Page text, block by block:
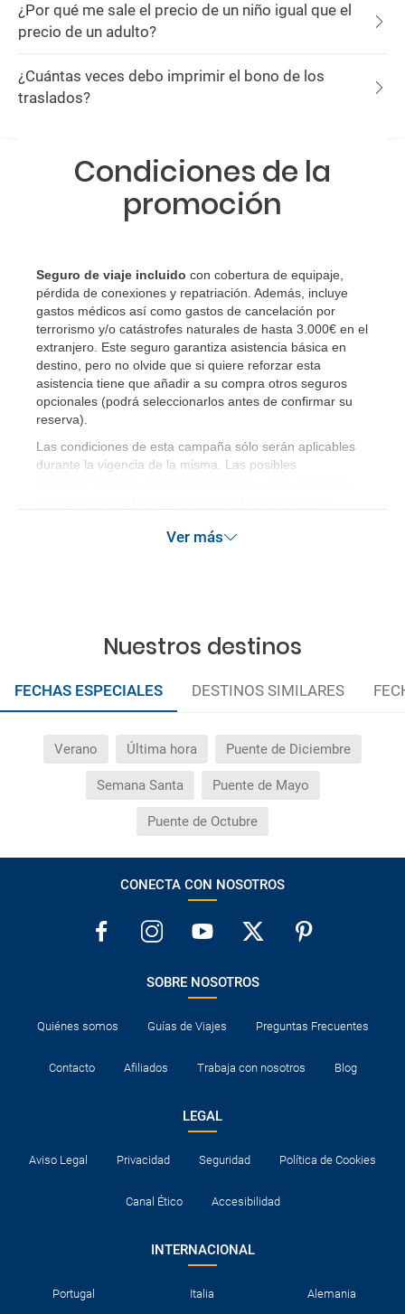
¿Por qué me sale el precio de un niño igual que el
precio de un adulto?
¿Cuántas veces debo imprimir el bono de los
traslados?
Condiciones de la
promoción
Seguro de viaje incluido con cobertura de equipaje,
pérdida de conexiones y repatriación. Además, incluye
gastos médicos así como gastos de cancelación por
terrorismo y/o catástrofes naturales de hasta 3.000€ en el
extranjero. Este seguro garantiza asistencia básica en
destino, pero no olvide que si quiere reforzar esta
asistencia tiene que añadir a su compra otros seguros
opcionales (podrá seleccionarlos antes de confirmar su
reserva)
Las condiciones de esta campaña sólo serán aplicables
durante la vigencia de la misma. Las posibles
Ver más
Nuestros destinos
FECHAS ESPECIALES DESTINOS SIMILARES
Verano Última hora Puente de Diciembre
Semana Santa Puente de Mayo
Puente de Octubre
CONECTA CON NOSOTROS
SOBRE NOSOTROS
Quiénes somos Guías de Viajes Preguntas Frecuentes
Contacto Afiliados Trabaja con nosotros Blog
LEGAL
Aviso Legal Privacidad Seguridad Política de Cookies
Canal Ético Accesibilidad
INTERNACIONAL
Portugal Italia Alemania